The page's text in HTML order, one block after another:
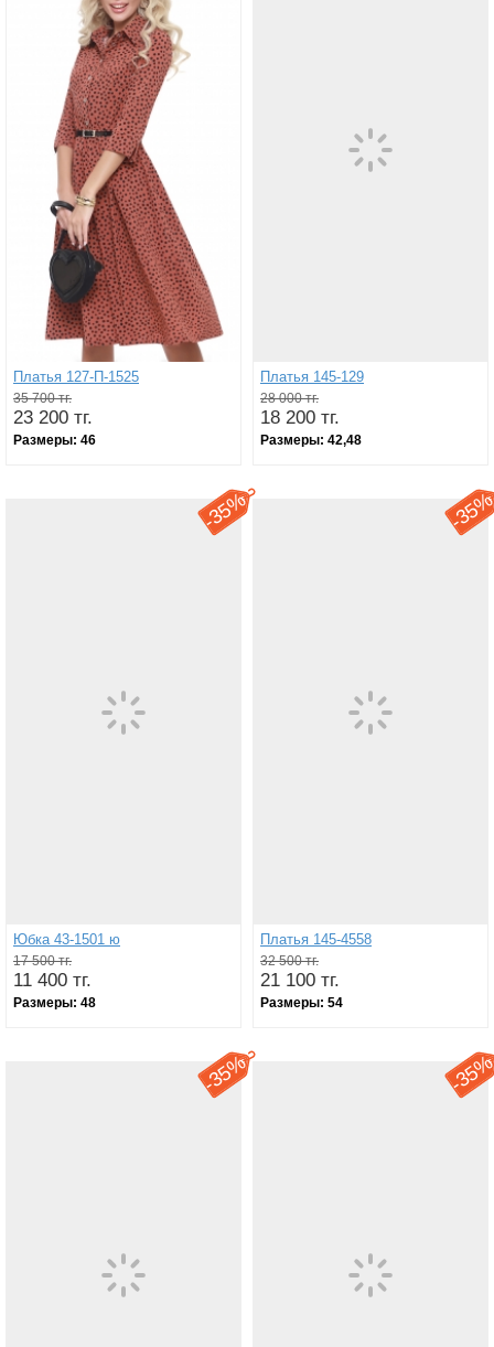
Платья 127-П-1525
35 700 тг.
23 200 тг.
Размеры: 46
Платья 145-129
28 000 тг.
18 200 тг.
Размеры: 42,48
-
35%
Юбка 43-1501 ю
17 500 тг.
11 400 тг.
Размеры: 48
-
Платья 145-4558
32 500 тг.
21 100 тг.
Размеры: 54
-
35% -